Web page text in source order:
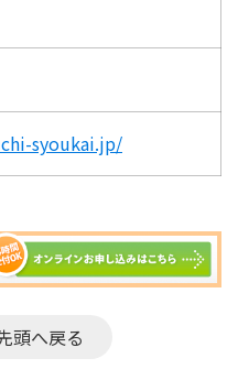
syoukai.jp/
頭へ戻る